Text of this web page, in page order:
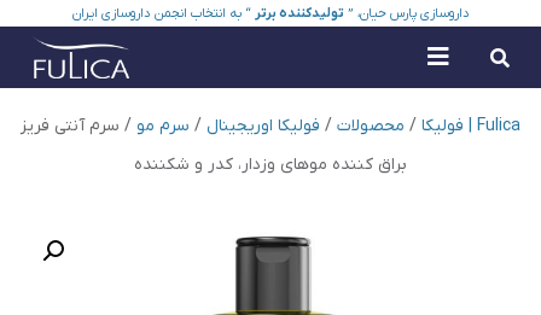
داروسازی پارس حیان، ” تولیدکننده برتر “ به انتخاب انجمن داروسازی ایران
Fulica | فولیکا / محصولات / فولیکا اوریجینال / سرم مو / سرم آنتی فریز
براق کننده موهای وزدار، کدر و شکننده